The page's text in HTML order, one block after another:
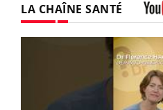
LA CHAÎNE SANTÉ